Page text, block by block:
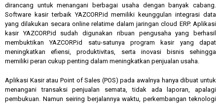
dirancang untuk menangani berbagai usaha dengan banyak cabang.
Software kasir terbaik YAZCORP.id memiliki keunggulan integrasi data
yang dilakukan secara online relatime dalam jaringan cloud ERP. Aplikasi
kasir YAZCORP.id sudah digunakan ribuan pengusaha yang berhasil
membuktikan YAZCORP.id satu-satunya program kasir yang dapat
meningkatkan efiensi, produktivitas, serta inovasi bisnis sehingga
memiliki peran cukup penting dalam meningkatkan penjualan usaha.
Aplikasi Kasir atau Point of Sales (POS) pada awalnya hanya dibuat untuk
menangani transaksi penjualan semata, tidak ada laporan, apalagi
pembukuan. Namun seiring berjalannya waktu, perkembangan teknologi